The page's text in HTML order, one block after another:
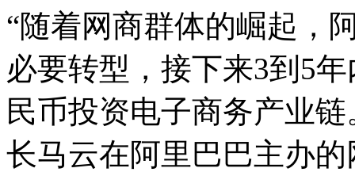
“随着网商群体的崛起，
必要转型，接下来3到5
民币投资电子商务产业
长马云在阿里巴巴主办